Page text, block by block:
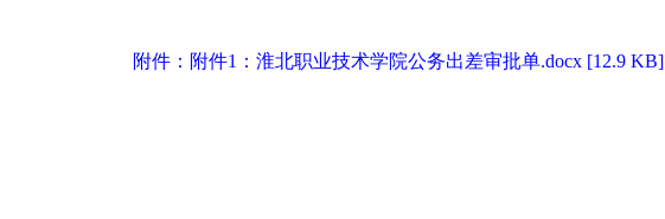
附件：附件1：淮北职业技术学院公务出差审批单.docx [12.9 KB]